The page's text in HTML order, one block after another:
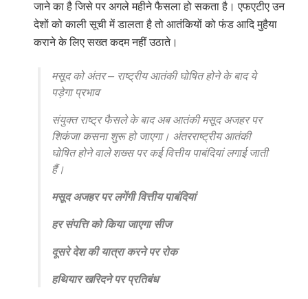
जाने का है जिसे पर अगले महीने फैसला हो सकता है। एफएटीए उन
देशों को काली सूची में डालता है तो आतंकियों को फंड आदि मुहैया
कराने के लिए सख्त कदम नहीं उठाते।
मसूद को अंतर – राष्ट्रीय आतंकी घोषित होने के बाद ये
पड़ेगा प्रभाव
संयुक्त राष्ट्र फैसले के बाद अब आतंकी मसूद अजहर पर
शिकंजा कसना शुरू हो जाएगा। अंतरराष्ट्रीय आतंकी
घोषित होने वाले शख्स पर कई वित्तीय पाबंदियां लगाई जाती
हैं।
मसूद अजहर पर लगेंगी वित्तीय पाबंदियां
हर संपत्ति को किया जाएगा सीज
दूसरे देश की यात्रा करने पर रोक
हथियार खरिदने पर प्रतिबंध